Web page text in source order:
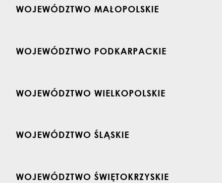
WOJEWÓDZTWO MAŁOPOLSKIE
WOJEWÓDZTWO PODKARPACKIE
WOJEWÓDZTWO WIELKOPOLSKIE
WOJEWÓDZTWO ŚLĄSKIE
WOJEWÓDZTWO ŚWIĘTOKRZYSKIE